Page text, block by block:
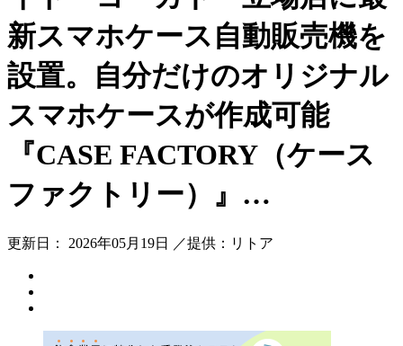
新スマホケース自動販売機を
設置。自分だけのオリジナル
スマホケースが作成可能
『CASE FACTORY（ケース
ファクトリー）』…
更新日： 2026年05月19日 ／提供：リトア